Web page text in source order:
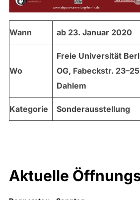
Wann ab 23. Januar 2020
Wo
Freie Universität
OG, Fabeckstr.
Dahlem
Kategorie Sonderausstellung
Aktuelle